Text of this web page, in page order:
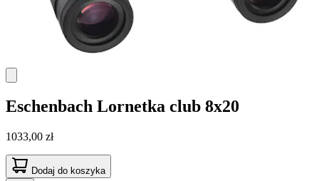
Eschenbach Lornetka club 8x20
1033,00 zł
Dodaj do koszyka